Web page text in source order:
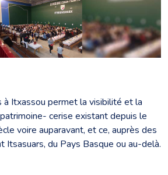
à Itxassou permet la visibilité et la
cerise existant depuis le
voire auparavant, et ce, auprès des
Itsasuars, du Pays Basque ou au-delà.